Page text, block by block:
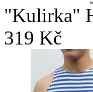
"Kulirka"
319 Kč